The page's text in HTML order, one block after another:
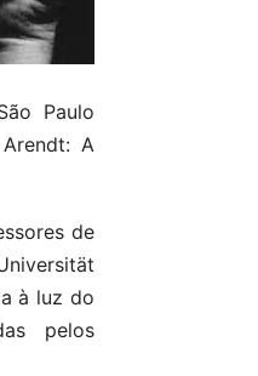
Paulo
A
de
à luz do
pelos